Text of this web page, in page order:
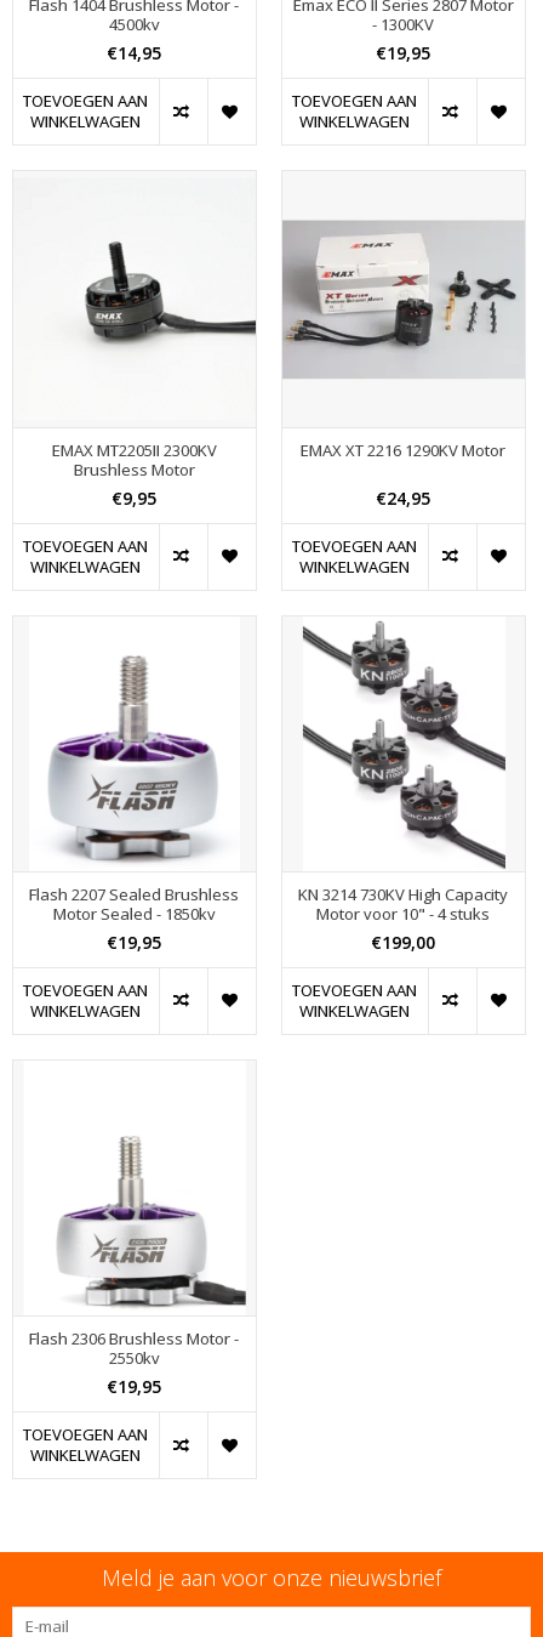
Flash 1404 Brushless Motor -
4500kv
€14,95
TOEVOEGEN AAN
WINKELWAGEN
Emax ECO II Series 2807 Motor
- 1300KV
€19,95
TOEVOEGEN AAN
WINKELWAGEN
EMAX MT2205II 2300KV
Brushless Motor
€9,95
TOEVOEGEN AAN
WINKELWAGEN
EMAX XT 2216 1290KV Motor
€24,95
TOEVOEGEN AAN
WINKELWAGEN
Flash 2207 Sealed Brushless
Motor Sealed - 1850kv
€19,95
TOEVOEGEN AAN
WINKELWAGEN
KN 3214 730KV High Capacity
Motor voor 10" - 4 stuks
€199,00
TOEVOEGEN AAN
WINKELWAGEN
Flash 2306 Brushless Motor -
2550kv
€19,95
TOEVOEGEN AAN
WINKELWAGEN
Meld je aan voor onze nieuwsbrief